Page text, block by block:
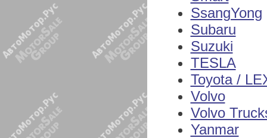
SsangYong
Subaru
Suzuki
TESLA
Toyota /
Volvo
Volvo
Yanmar